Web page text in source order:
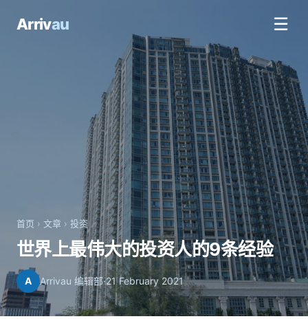
Arrivau ☰
首页 › 文章 › 投资
世界上最伟大的投资人的9条经验
A Arrivau 编辑部·21 February 2021